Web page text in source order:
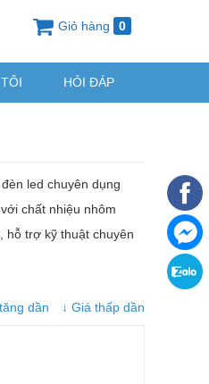
Giỏ hàng 0
HỎI ĐÁP
led chuyên dụng
chất nhiệu nhôm
hỗ trợ kỹ thuật chuyên
dần ↓ Giá thấp dần